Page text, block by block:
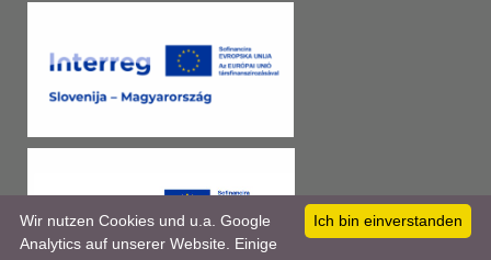
Ich bin einverstanden
Wir nutzen Cookies und u.a. Google
Analytics auf unserer Website. Einige